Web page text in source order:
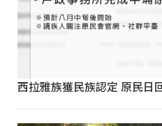
西拉雅族獲民族認定 原民日